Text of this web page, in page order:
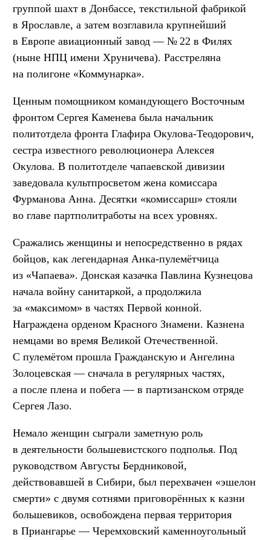
группой шахт в Донбассе, текстильной фабрикой
в Ярославле, а затем возглавила крупнейший
в Европе авиационный завод — № 22 в Филях
(ныне НПЦ имени Хруничева). Расстреляна
на полигоне «Коммунарка».
Ценным помощником командующего Восточным
фронтом Сергея Каменева была начальник
политотдела фронта Глафира Окулова-Теодорович,
сестра известного революционера Алексея
Окулова. В политотделе чапаевской дивизии
заведовала культпросветом жена комиссара
Фурманова Анна. Десятки «комиссарш» стояли
во главе партполитработы на всех уровнях.
Сражались женщины и непосредственно в рядах
бойцов, как легендарная Анка-пулемётчица
из «Чапаева». Донская казачка Павлина Кузнецова
начала войну санитаркой, а продолжила
за «максимом» в частях Первой конной.
Награждена орденом Красного Знамени. Казнена
немцами во время Великой Отечественной.
С пулемётом прошла Гражданскую и Ангелина
Золоцевская — сначала в регулярных частях,
а после плена и побега — в партизанском отряде
Сергея Лазо.
Немало женщин сыграли заметную роль
в деятельности большевистского подполья. Под
руководством Августы Бердниковой,
действовавшей в Сибири, был перехвачен «эшелон
смерти» с двумя сотнями приговорённых к казни
большевиков, освобождена первая территория
в Приангарье — Черемховский каменноугольный